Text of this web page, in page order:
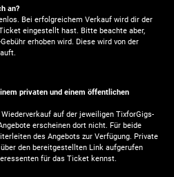
an?
Bei erfolgreichem Verkauf wird dir der
eingestellt hast. Bitte beachte aber,
erhoben wird. Diese wird von der
privaten und einem öffentlichen
auf der jeweiligen TixforGigs-
erscheinen dort nicht. Für beide
des Angebots zur Verfügung. Private
den bereitgestellten Link aufgerufen
für das Ticket kennst.